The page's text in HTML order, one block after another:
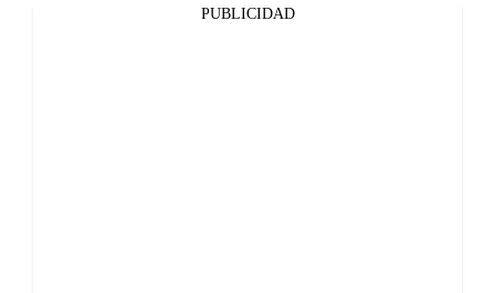
PUBLICIDAD